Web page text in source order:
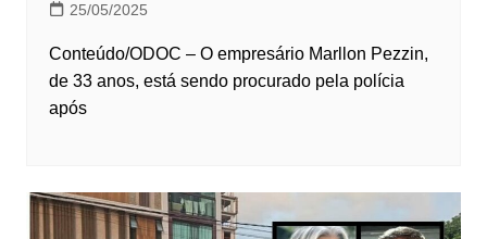
25/05/2025
Conteúdo/ODOC – O empresário Marllon Pezzin,
de 33 anos, está sendo procurado pela polícia
após